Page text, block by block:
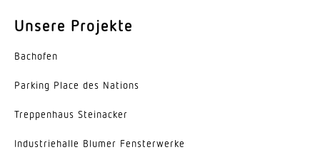
Passive Thermo Control
Mit Bewegungsmelder
Ja
Unterkriechschutz
Unsere Projekte
Bachofen
Parking Place des Nations
Trep­penhaus Steinacker
Indus­trie­halle Blumer Fensterwerke